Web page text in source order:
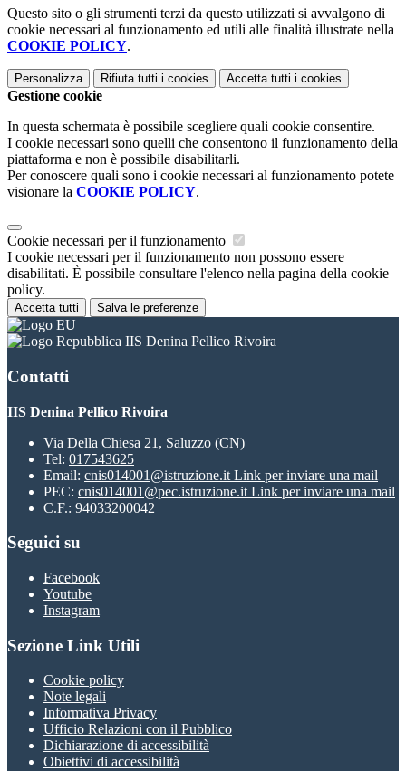
Questo sito o gli strumenti terzi da questo utilizzati si avvalgono di
cookie necessari al funzionamento ed utili alle finalità illustrate nella
COOKIE POLICY.
Personalizza Rifiuta tutti i cookies Accetta tutti i cookies
Gestione cookie
In questa schermata è possibile scegliere quali cookie consentire.
I cookie necessari sono quelli che consentono il funzionamento della
piattaforma e non è possibile disabilitarli.
Per conoscere quali sono i cookie necessari al funzionamento potete
visionare la COOKIE POLICY.
Cookie necessari per il funzionamento
I cookie necessari per il funzionamento non possono essere
disabilitati. È possibile consultare l'elenco nella pagina della cookie
policy.
Accetta tutti Salva le preferenze
IIS Denina Pellico Rivoira
Contatti
IIS Denina Pellico Rivoira
Via Della Chiesa 21, Saluzzo (CN)
Tel: 017543625
Email: cnis014001@istruzione.it Link per inviare una mail
PEC: cnis014001@pec.istruzione.it Link per inviare una mail
C.F.: 94033200042
Seguici su
Facebook
Youtube
Instagram
Sezione Link Utili
Cookie policy
Note legali
Informativa Privacy
Ufficio Relazioni con il Pubblico
Dichiarazione di accessibilità
Obiettivi di accessibilità